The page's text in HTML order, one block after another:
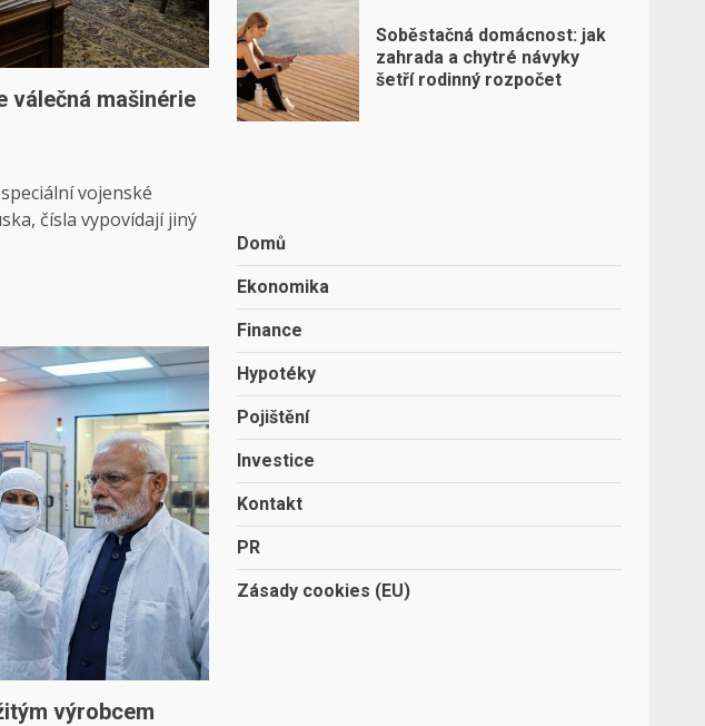
válečná mašinérie
vojenské
čísla vypovídají jiný
výrobcem
Soběstačná domácnost: jak
zahrada a chytré návyky
šetří rodinný rozpočet
Domů
Ekonomika
Finance
Hypotéky
Pojištění
Investice
Kontakt
PR
Zásady cookies (EU)